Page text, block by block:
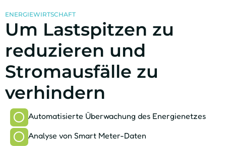
ENERGIEWIRTSCHAFT
Um Lastspitzen zu
reduzieren und
Stromausfälle zu
verhindern
Automatisierte Überwachung des Energienetzes
Analyse von Smart Meter-Daten